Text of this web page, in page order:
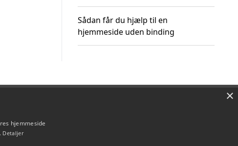
Sådan får du hjælp til en
hjemmeside uden binding
×
hjemmeside
Detaljer